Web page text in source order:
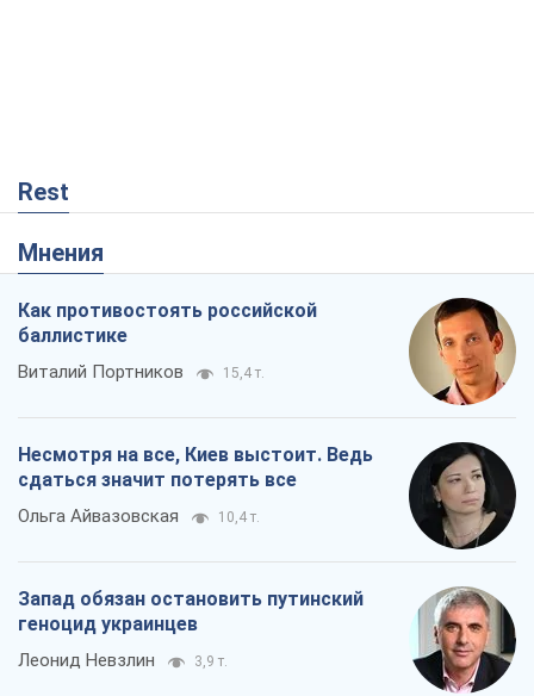
Rest
Мнения
Как противостоять российской
баллистике
Виталий Портников 15,4 т.
Несмотря на все, Киев выстоит. Ведь
сдаться значит потерять все
Ольга Айвазовская 10,4 т.
Запад обязан остановить путинский
геноцид украинцев
Леонид Невзлин 3,9 т.